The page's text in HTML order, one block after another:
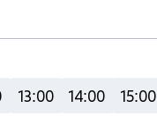
13:00 14:00 15:00